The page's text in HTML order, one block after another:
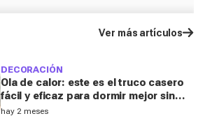
Ver más artículos
DECORACIÓN
Ola de calor: este es el truco casero
fácil y eficaz para dormir mejor sin
aire acondicionado
hay 2 meses